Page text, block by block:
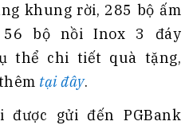
khung rời, 285 bộ ấm
bộ nồi Inox 3 đáy
thể chi tiết quà tặng,
tại đây.
gửi đến PGBank